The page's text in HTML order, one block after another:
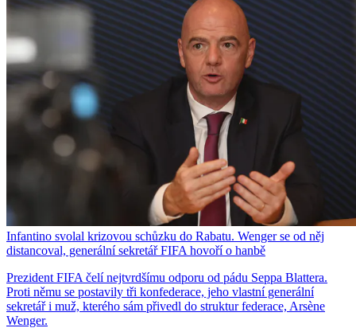
Infantino svolal krizovou schůzku do Rabatu. Wenger se od něj
distancoval, generální sekretář FIFA hovoří o hanbě
Prezident FIFA čelí nejtvrdšímu odporu od pádu Seppa Blattera.
Proti němu se postavily tři konfederace, jeho vlastní generální
sekretář i muž, kterého sám přivedl do struktur federace, Arsène
Wenger.